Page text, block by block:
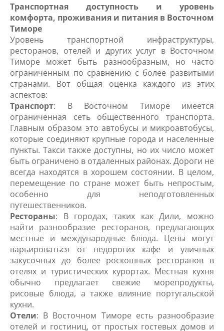
Транспортная доступность и уровень
комфорта, проживания и питания в Восточном
Тиморе
Уровень транспортной инфраструктуры,
ресторанов, отелей и других услуг в Восточном
Тиморе может быть разнообразным, но часто
ограниченным по сравнению с более развитыми
странами. Вот общая оценка каждого из этих
аспектов:
Транспорт: В Восточном Тиморе имеется
ограниченная сеть общественного транспорта.
Главным образом это автобусы и микроавтобусы,
которые соединяют крупные города и населенные
пункты. Такси также доступны, но их число может
быть ограничено в отдаленных районах. Дороги не
всегда находятся в хорошем состоянии. В целом,
перемещение по стране может быть непростым,
особенно для неподготовленных
путешественников.
Рестораны: В городах, таких как Дили, можно
найти разнообразие ресторанов, предлагающих
местные и международные блюда. Цены могут
варьироваться от недорогих кафе и уличных
закусочных до более роскошных ресторанов в
отелях и туристических курортах. Местная кухня
обычно предлагает свежие морепродукты,
рисовые блюда, а также влияние португальской
кухни.
Отели: В Восточном Тиморе есть разнообразие
отелей и гостиниц, от простых гостевых домов и